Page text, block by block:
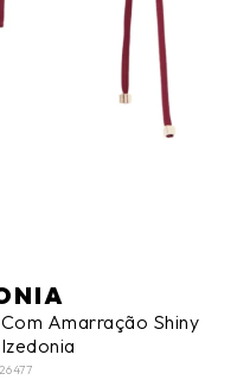
Amarração Shiny